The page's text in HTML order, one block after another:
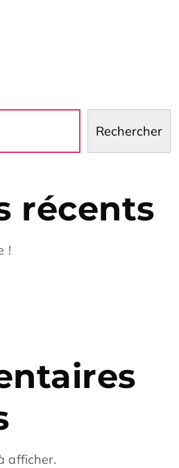
Rechercher
récents
!
afficher.